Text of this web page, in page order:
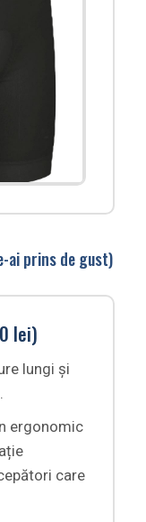
ai prins de gust)
lei)
lungi și
ergonomic
care